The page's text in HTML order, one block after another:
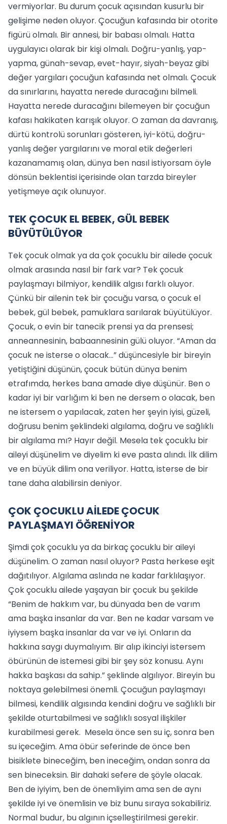
vermiyorlar. Bu durum çocuk açısından kusurlu bir
gelişime neden oluyor. Çocuğun kafasında bir otorite
figürü olmalı. Bir annesi, bir babası olmalı. Hatta
uygulayıcı olarak bir kişi olmalı. Doğru-yanlış, yap-
yapma, günah-sevap, evet-hayır, siyah-beyaz gibi
değer yargıları çocuğun kafasında net olmalı. Çocuk
da sınırlarını, hayatta nerede duracağını bilmeli.
Hayatta nerede duracağını bilemeyen bir çocuğun
kafası hakikaten karışık oluyor. O zaman da davranış,
dürtü kontrolü sorunları gösteren, iyi-kötü, doğru-
yanlış değer yargılarını ve moral etik değerleri
kazanamamış olan, dünya ben nasıl istiyorsam öyle
dönsün beklentisi içerisinde olan tarzda bireyler
yetişmeye açık olunuyor.
TEK ÇOCUK EL BEBEK, GÜL BEBEK
BÜYÜTÜLÜYOR
Tek çocuk olmak ya da çok çocuklu bir ailede çocuk
olmak arasında nasıl bir fark var? Tek çocuk
paylaşmayı bilmiyor, kendilik algısı farklı oluyor.
Çünkü bir ailenin tek bir çocuğu varsa, o çocuk el
bebek, gül bebek, pamuklara sarılarak büyütülüyor.
Çocuk, o evin bir tanecik prensi ya da prensesi;
anneannesinin, babaannesinin gülü oluyor. “Aman da
çocuk ne isterse o olacak…” düşüncesiyle bir bireyin
yetiştiğini düşünün, çocuk bütün dünya benim
etrafımda, herkes bana amade diye düşünür. Ben o
kadar iyi bir varlığım ki ben ne dersem o olacak, ben
ne istersem o yapılacak, zaten her şeyin iyisi, güzeli,
doğrusu benim şeklindeki algılama, doğru ve sağlıklı
bir algılama mı? Hayır değil. Mesela tek çocuklu bir
aileyi düşünelim ve diyelim ki eve pasta alındı. İlk dilim
ve en büyük dilim ona veriliyor. Hatta, isterse de bir
tane daha alabilirsin deniyor.
ÇOK ÇOCUKLU AİLEDE ÇOCUK
PAYLAŞMAYI ÖĞRENİYOR
Şimdi çok çocuklu ya da birkaç çocuklu bir aileyi
düşünelim. O zaman nasıl oluyor? Pasta herkese eşit
dağıtılıyor. Algılama aslında ne kadar farklılaşıyor.
Çok çocuklu ailede yaşayan bir çocuk bu şekilde
“Benim de hakkım var, bu dünyada ben de varım
ama başka insanlar da var. Ben ne kadar varsam ve
iyiysem başka insanlar da var ve iyi. Onların da
hakkına saygı duymalıyım. Bir alıp ikinciyi istersem
öbürünün de istemesi gibi bir şey söz konusu. Aynı
hakka başkası da sahip.” şeklinde algılıyor. Bireyin bu
noktaya gelebilmesi önemli. Çocuğun paylaşmayı
bilmesi, kendilik algısında kendini doğru ve sağlıklı bir
şekilde oturtabilmesi ve sağlıklı sosyal ilişkiler
kurabilmesi gerek. Mesela önce sen su iç, sonra ben
su içeceğim. Ama öbür seferinde de önce ben
bisiklete bineceğim, ben ineceğim, ondan sonra da
sen bineceksin. Bir dahaki sefere de şöyle olacak.
Ben de iyiyim, ben de önemliyim ama sen de aynı
şekilde iyi ve önemlisin ve biz bunu sıraya sokabiliriz.
Normal budur, bu algının içselleştirilmesi gerekir.